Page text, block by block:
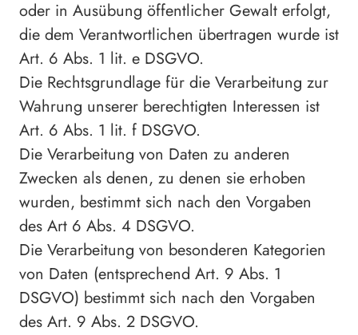
oder in Ausübung öffentlicher Gewalt erfolgt,
die dem Verantwortlichen übertragen wurde ist
Art. 6 Abs. 1 lit. e DSGVO.
Die Rechtsgrundlage für die Verarbeitung zur
Wahrung unserer berechtigten Interessen ist
Art. 6 Abs. 1 lit. f DSGVO.
Die Verarbeitung von Daten zu anderen
Zwecken als denen, zu denen sie erhoben
wurden, bestimmt sich nach den Vorgaben
des Art 6 Abs. 4 DSGVO.
Die Verarbeitung von besonderen Kategorien
von Daten (entsprechend Art. 9 Abs. 1
DSGVO) bestimmt sich nach den Vorgaben
des Art. 9 Abs. 2 DSGVO.